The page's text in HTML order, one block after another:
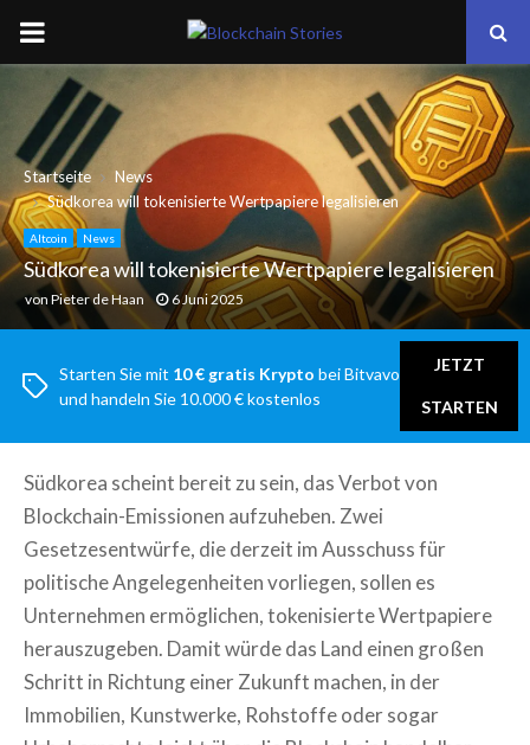
PRIMARY
MENU
Startseite
News
Südkorea will tokenisierte Wertpapiere legalisieren
Altcoin News
Südkorea will tokenisierte Wertpapiere legalisieren
von Pieter de Haan 6 Juni 2025
Starten Sie mit 10 € gratis Krypto bei Bitvavo
und handeln Sie 10.000 € kostenlos
JETZT
STARTEN
Südkorea scheint bereit zu sein, das Verbot von
Blockchain-Emissionen aufzuheben. Zwei
Gesetzesentwürfe, die derzeit im Ausschuss für
politische Angelegenheiten vorliegen, sollen es
Unternehmen ermöglichen, tokenisierte Wertpapiere
herauszugeben. Damit würde das Land einen großen
Schritt in Richtung einer Zukunft machen, in der
Immobilien, Kunstwerke, Rohstoffe oder sogar